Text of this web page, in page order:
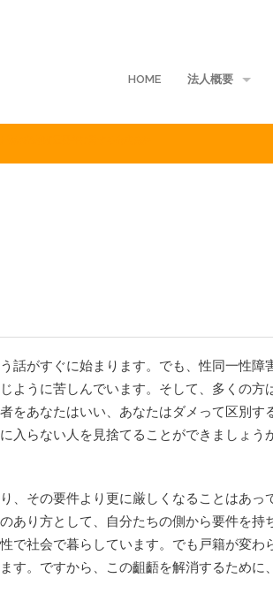
HOME 法人概要
個人情報保護方針
支部運営規則
話がすぐに始まります。でも、性同一性障
ように苦しんでいます。そして、多くの方
をあなたはいい、あなたはダメって区別す
らない人を見捨てることができましょう
、その要件より更に厳しくなることはあっ
あり方として、自分たちの側から要件を持
で社会で暮らしています。でも戸籍が変わ
す。ですから、この齟齬を解消するために